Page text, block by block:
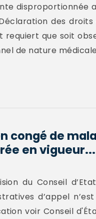
disproportionnée
des
requiert que soit
de nature
congé de
en vigueur...
du Conseil
d’appel
voir Conseil